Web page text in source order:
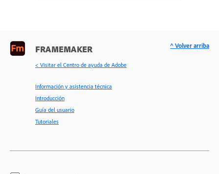
FRAMEMAKER
< Visitar el Centro de ayuda de Adobe
Información y asistencia técnica
Introducción
Guía del usuario
Tutoriales
^ Volver arriba